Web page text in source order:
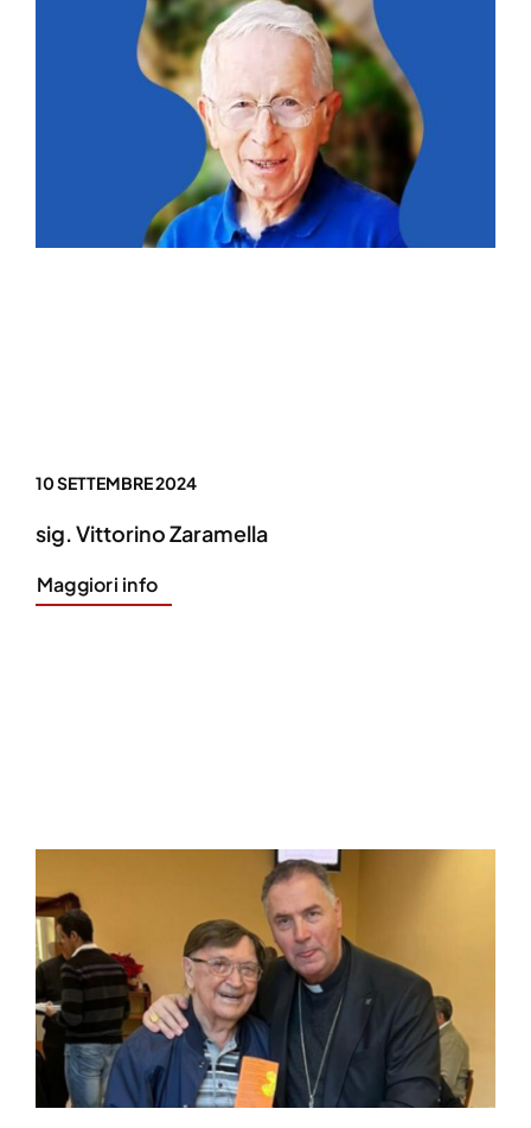
10 SETTEMBRE 2024
sig. Vittorino Zaramella
Maggiori info